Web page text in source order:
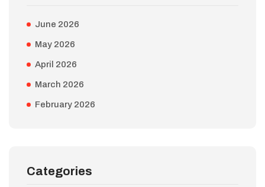
June 2026
May 2026
April 2026
March 2026
February 2026
Categories